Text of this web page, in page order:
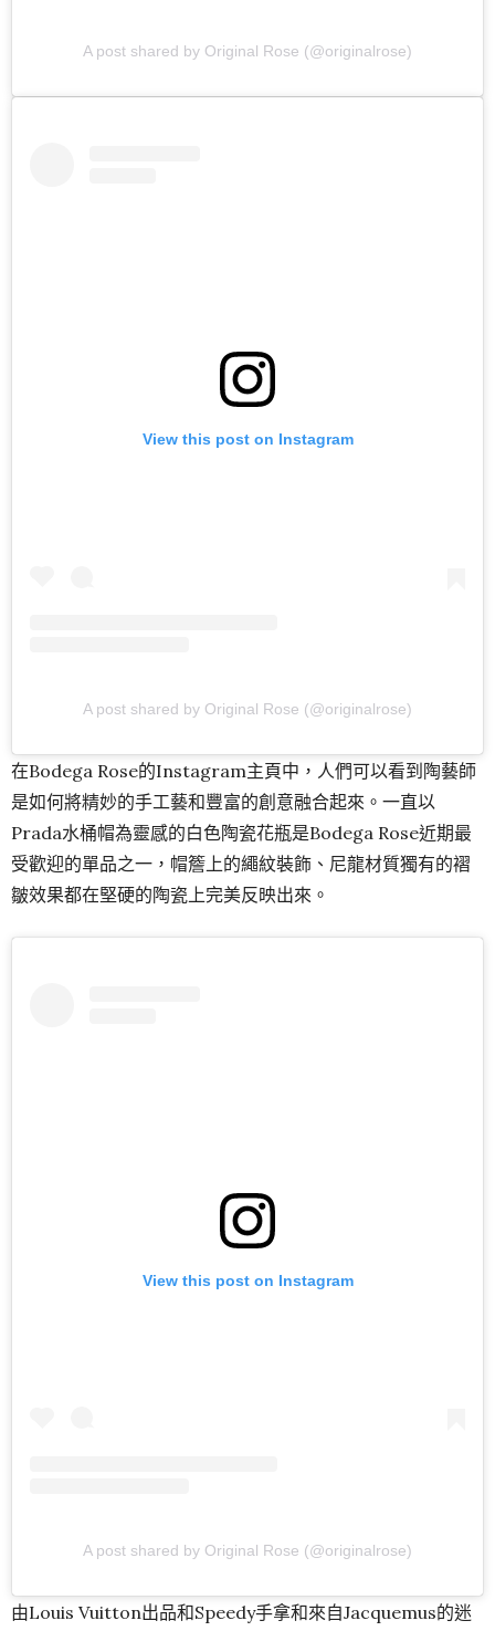
A post shared by Original Rose (@originalrose)
View this post on Instagram
A post shared by Original Rose (@originalrose)
在Bodega Rose的Instagram主頁中，人們可以看到陶藝師
是如何將精妙的手工藝和豐富的創意融合起來。一直以
Prada水桶帽為靈感的白色陶瓷花瓶是Bodega Rose近期最
受歡迎的單品之一，帽簷上的繩紋裝飾、尼龍材質獨有的褶
皺效果都在堅硬的陶瓷上完美反映出來。
View this post on Instagram
A post shared by Original Rose (@originalrose)
由Louis Vuitton出品和Speedy手拿和來自Jacquemus的迷